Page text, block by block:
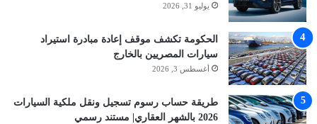
يوليو 31, 2026
الحكومة تكشف موقف إعادة مبادرة استيراد
سيارات المصريين بالخارج
أغسطس 3, 2026
طريقة حساب رسوم تسجيل ونقل ملكية السيارات
2026 بالشهر العقاري| مستند رسمي